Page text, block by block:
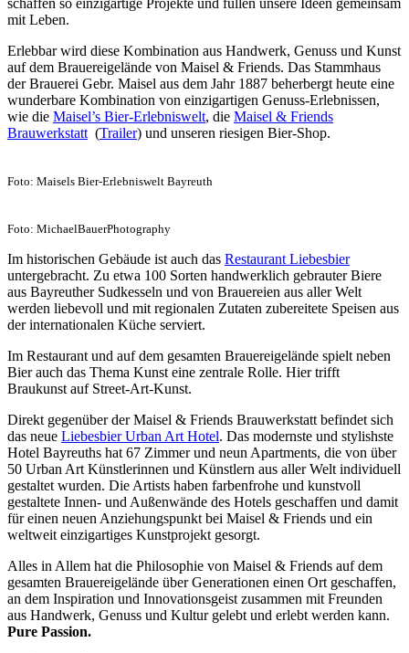
mit Leben.
Erlebbar wird diese Kombination aus Handwerk, Genuss und Kunst
auf dem Brauereigelände von Maisel & Friends. Das Stammhaus
der Brauerei Gebr. Maisel aus dem Jahr 1887 beherbergt heute eine
wunderbare Kombination von einzigartigen Genuss-Erlebnissen,
wie die Maisel’s Bier-Erlebniswelt, die Maisel & Friends
Brauwerkstatt (Trailer) und unseren riesigen Bier-Shop.
Foto: Maisels Bier-Erlebniswelt Bayreuth
Foto: MichaelBauerPhotography
Im historischen Gebäude ist auch das Restaurant Liebesbier
untergebracht. Zu etwa 100 Sorten handwerklich gebrauter Biere
aus Bayreuther Sudkesseln und von Brauereien aus aller Welt
werden liebevoll und mit regionalen Zutaten zubereitete Speisen aus
der internationalen Küche serviert.
Im Restaurant und auf dem gesamten Brauereigelände spielt neben
Bier auch das Thema Kunst eine zentrale Rolle. Hier trifft
Braukunst auf Street-Art-Kunst.
Direkt gegenüber der Maisel & Friends Brauwerkstatt befindet sich
das neue Liebesbier Urban Art Hotel. Das modernste und stylishste
Hotel Bayreuths hat 67 Zimmer und neun Apartments, die von über
50 Urban Art Künstlerinnen und Künstlern aus aller Welt individuell
gestaltet wurden. Die Artists haben farbenfrohe und kunstvoll
gestaltete Innen- und Außenwände des Hotels geschaffen und damit
für einen neuen Anziehungspunkt bei Maisel & Friends und ein
weltweit einzigartiges Kunstprojekt gesorgt.
Alles in Allem hat die Philosophie von Maisel & Friends auf dem
gesamten Brauereigelände über Generationen einen Ort geschaffen,
an dem Inspiration und Innovationsgeist zusammen mit Freunden
aus Handwerk, Genuss und Kultur gelebt und erlebt werden kann.
Pure Passion.